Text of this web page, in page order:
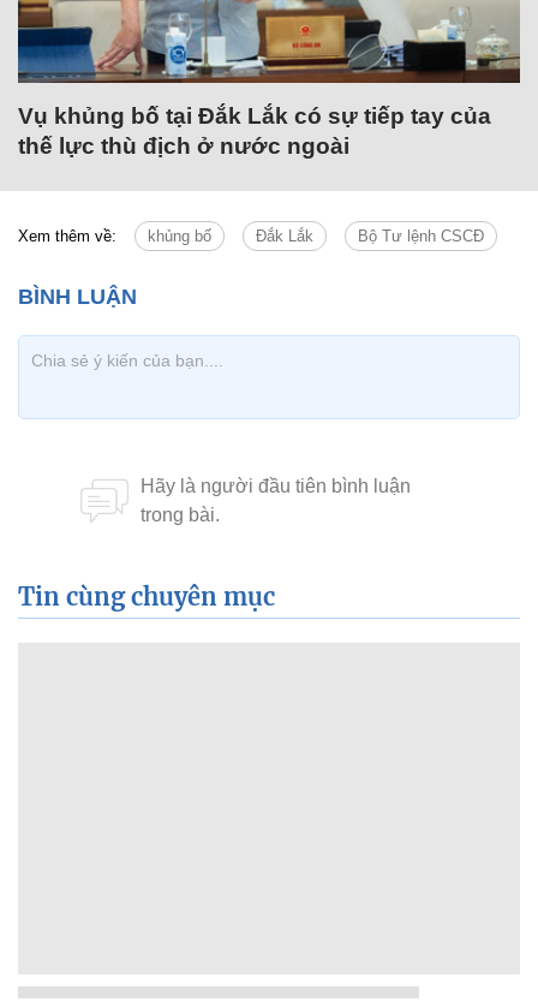
Vụ khủng bố tại Đắk Lắk có sự tiếp tay của
thế lực thù địch ở nước ngoài
Xem thêm về: khủng bố Đắk Lắk Bộ Tư lệnh CSCĐ
Tin cùng chuyên mục